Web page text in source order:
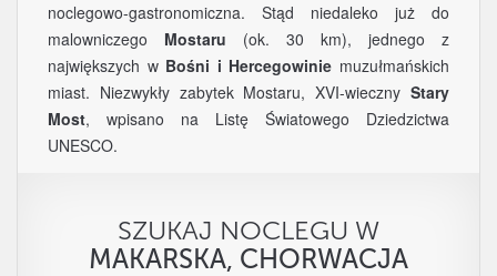
noclegowo-gastronomiczna. Stąd niedaleko już do
malowniczego Mostaru (ok. 30 km), jednego z
największych w Bośni i Hercegowinie muzułmańskich
miast. Niezwykły zabytek Mostaru, XVI-wieczny Stary
Most, wpisano na Listę Światowego Dziedzictwa
UNESCO.
SZUKAJ NOCLEGU W
MAKARSKA, CHORWACJA